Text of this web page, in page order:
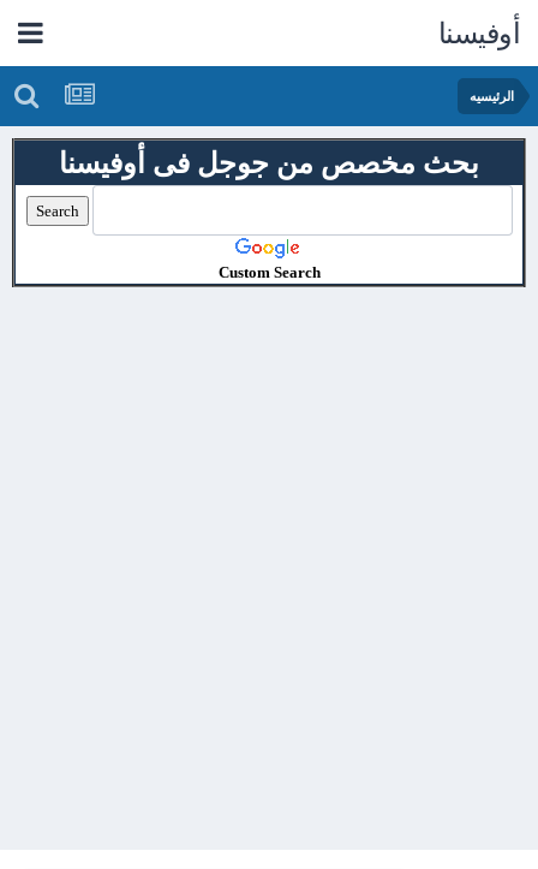
أوفيسنا
الرئيسيه
بحث مخصص من جوجل فى أوفيسنا
Custom Search